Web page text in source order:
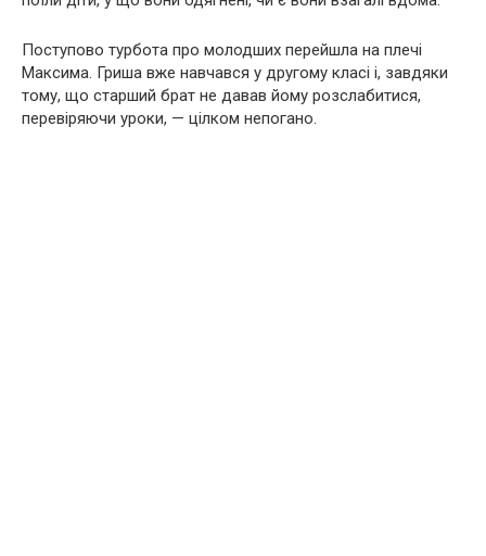
Поступово турбота про молодших перейшла на плечі
Максима. Гриша вже навчався у другому класі і, завдяки
тому, що старший брат не давав йому розслабитися,
перевіряючи уроки, — цілком непогано.